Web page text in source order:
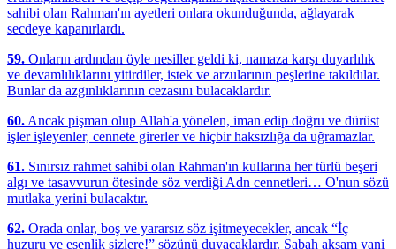
sahibi olan Rahman'ın ayetleri onlara okunduğunda, ağlayarak
secdeye kapanırlardı.
59. Onların ardından öyle nesiller geldi ki, namaza karşı duyarlılık
ve devamlılıklarını yitirdiler, istek ve arzularının peşlerine takıldılar.
Bunlar da azgınlıklarının cezasını bulacaklardır.
60. Ancak pişman olup Allah'a yönelen, iman edip doğru ve dürüst
işler işleyenler, cennete girerler ve hiçbir haksızlığa da uğramazlar.
61. Sınırsız rahmet sahibi olan Rahman'ın kullarına her türlü beşeri
algı ve tasavvurun ötesinde söz verdiği Adn cennetleri… O'nun sözü
mutlaka yerini bulacaktır.
62. Orada onlar, boş ve yararsız söz işitmeyecekler, ancak “İç
huzuru ve esenlik sizlere!” sözünü duyacaklardır. Sabah akşam yani